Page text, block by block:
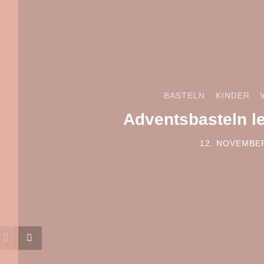
BASTELN KINDER
Adventsbasteln
POSTED ON
12.